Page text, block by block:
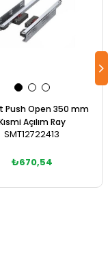
Push Open 350 mm
Açılım Ray
SMT12722413
₺670,54